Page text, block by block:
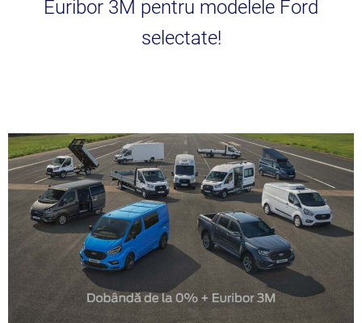
Euribor 3M pentru modelele Ford
selectate!